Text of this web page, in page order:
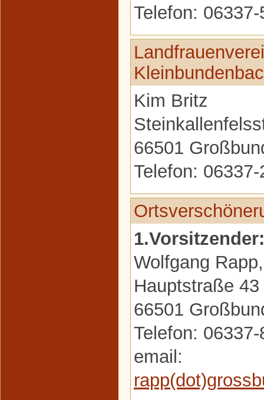
Telefon: 06337-
Kim Britz
66501
Telefon:
1.Vorsitzender:
Wolfgang Rapp,
Hauptstraße 43
66501
Telefon: 06337-
email: